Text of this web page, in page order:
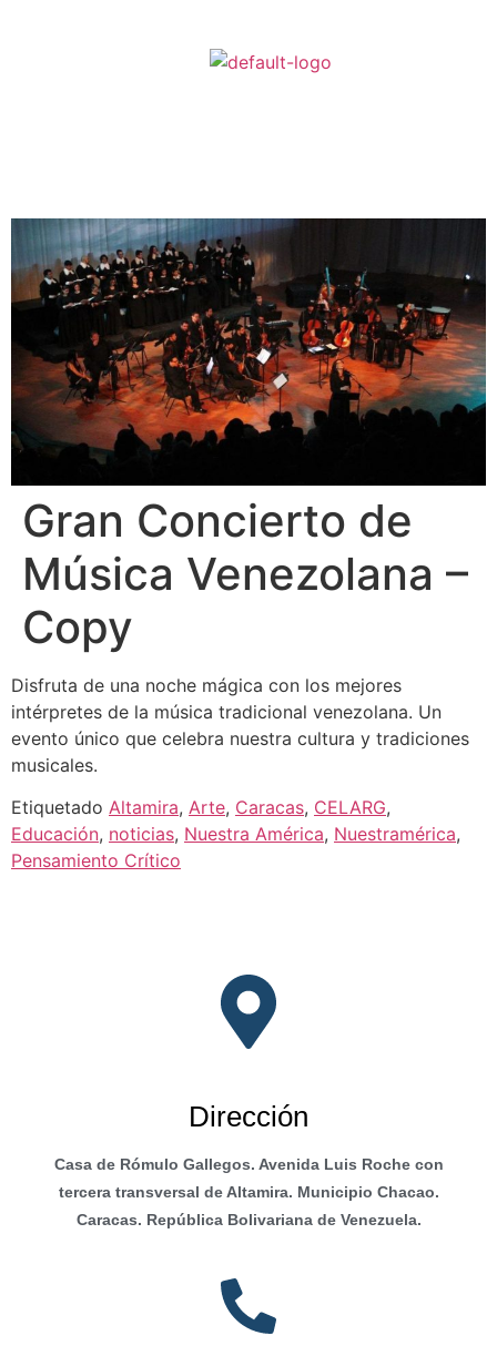
Gran Concierto de
Música Venezolana –
Copy
Disfruta de una noche mágica con los mejores
intérpretes de la música tradicional venezolana. Un
evento único que celebra nuestra cultura y tradiciones
musicales.
Etiquetado Altamira, Arte, Caracas, CELARG,
Educación, noticias, Nuestra América, Nuestramérica,
Pensamiento Crítico
Dirección
Casa de Rómulo Gallegos. Avenida Luis Roche con
tercera transversal de Altamira. Municipio Chacao.
Caracas. República Bolivariana de Venezuela.